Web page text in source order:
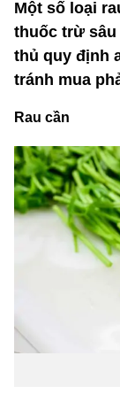
Một số loại
thuốc trừ
thủ quy định
tránh mua
Rau cần